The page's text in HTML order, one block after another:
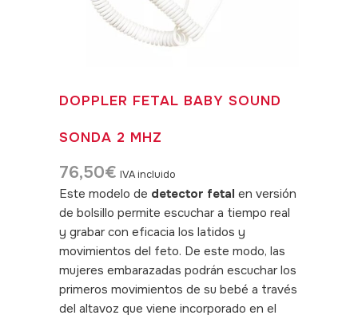
DOPPLER FETAL BABY SOUND
SONDA 2 MHZ
76,50€ IVA incluido
Este modelo de detector fetal en versión
de bolsillo permite escuchar a tiempo real
y grabar con eficacia los latidos y
movimientos del feto. De este modo, las
mujeres embarazadas podrán escuchar los
primeros movimientos de su bebé a través
del altavoz que viene incorporado en el